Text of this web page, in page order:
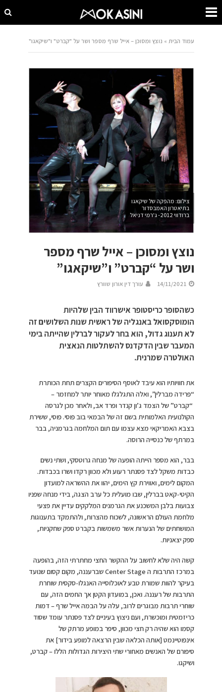
עמוד הבית » נוצץ ומסוכן – אייל שרף מספר ושר על "קברט" ו"שיקאגו"
צילום: מהפקה של שיקאגו
בתיאטרון האמבסדור
ברודווי 2012- ג'רמי דניאל
נוצץ ומסוכן – אייל שרף מספר
ושר על “קברט” ו”שיקאגו”
14/11/2021 עורך דין אורון שוורץ
כשהסופר כריסטופר אישרווד הבין שלהיות
הומוסקסואל באנגליה של ראשית שנות השלושים זה
לא תענוג גדול, הוא בחר לעקור לברלין שהייתה בימי
המעבר שבין הדקדנס להשתלטות הנאצית
האולטרה שמרנית.
את חוויותיו הוא עיבד לאוסף הסיפורים הקצרים תחת הכותרת
“פרידה מברלין”, ואלה התגלגלו מאוחר יותר למחזמר –
“קברט” של הצמד ג’ון קנדר ופרד אב, ולאחר מכן לגרסה
הקולנועית האלמותית בשם זה של הבמאי בוב פוסי. פוסי, ששירת
בצבא האמריקאי מצא עצמו עם תום המלחמה בגרמניה, בבר
במרתף של כנסייה הרוסה.
בבר, הוא מספר הייתה הופעה של מנחה גרוטסקי, ושתי נשים
כבדות משקל לצד פסנתר רעוע ולא מכוון רקדו ושרו בכבדות.
המקום לימים, ואווירת קץ הימים, יהוו את ההשראה למועדון
הקיטי-קאט בברלין, שבו מועלית כל ערב הצגה, בידי מנחה שפניו
צבועות בלבן המשכנע את הגרמנים המלקקים עדיין את פצעי
מלחמת העולם הראשונה, לשכוח מהצרות, ולהתמקד בתענוגות
המושחתים של הנערות אשר משמשות בקברט ספק שחקניות,
ספק יצאניות.
קשה היה שלא לחשוב על ההקשר החצי מחתרתי הזה, בהופעה
במרכז התרבות ה Center Stage שברעננה, מקום קסום שנועד
בעיקר להוות שמורת טבע לאוכלוסייה האנגלו-סקסית שוחרת
התרבות של רעננה. ואכן, במועדון הקטן אך החמים הזה, עם
שוחרי תרבות מבוגרים לרוב, עלה על הבמה אייל שרף – דמות
כריזמטית ומוכשרת, ועם ניצוץ בעיניים לצד פסנתר עומד שסוד
קסמו הוא שהיה רק חצי מכוון, סיפר במופע מרתק של
אינפוטיינמט [אותה הכלאה שבין הרצאה למופע בידור] את
סיפורם של האנשים מאחורי שתי היצירות הגדולות הללו – קברט,
ושיקגו.